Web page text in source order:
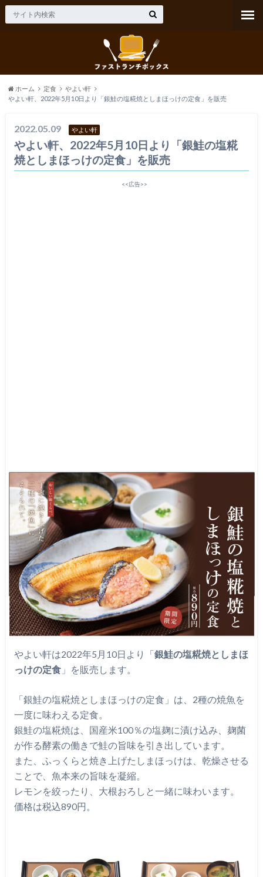
ホーム 定食
やよい軒
やよい軒、2022年5月10日より「銀鮭の塩糀焼としまほっけの定食」を販売
2022.05.09 やよい軒
やよい軒、2022年5月10日より「銀鮭の塩糀
焼としまほっけの定食」を販売
<<広告>>
やよい軒は2022年5月10日より「銀鮭の塩糀焼としまほ
っけの定食」を販売します。
「銀鮭の塩糀焼としまほっけの定食」は、2種の焼魚を
一度に味わえる定食。
銀鮭の塩糀焼は、国産米100％の塩麹に漬け込み、麹菌
が作る酵素の働きで鮭の旨味を引き出しています。
また、ふっくらと焼き上げたしまほっけは、乾燥させる
ことで、魚本来の旨味を凝縮。
レモンを絞ったり、大根おろしと一緒に味わいます。
価格は税込890円。